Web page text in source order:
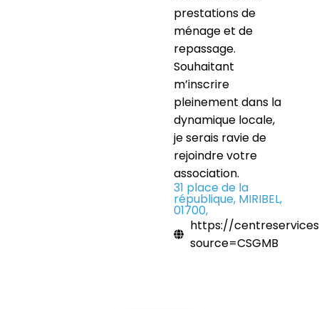
prestations de
ménage et de
repassage.
Souhaitant
m’inscrire
pleinement dans la
dynamique locale,
je serais ravie de
rejoindre votre
association.
31 place de la
république, MIRIBEL,
01700,
https://
source=CSGMB